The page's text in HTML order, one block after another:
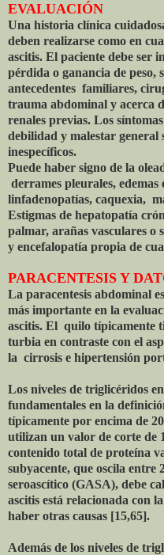
EVALUACIÓN
Una historia clínica
deben realizarse como en
ascitis. El paciente debe ser
pérdida o ganancia de peso,
antecedentes familiares,
trauma abdominal y acerca
renales previas. Los
debilidad y malestar general
inespecíficos.
Puede haber signo de la
derrames pleurales,
linfadenopatías, caquexia,
Estigmas de hepatopatía
palmar, arañas vasculares o
y encefalopatía propia de
PARACENTESIS Y
La paracentesis abdominal
más importante en la
ascitis. El quilo típicamente
turbia en contraste con el
la cirrosis e hipertensión
Los niveles de triglicéridos
fundamentales en la
típicamente por encima de
utilizan un valor de corte de
contenido total de proteína
subyacente, que oscila entre
seroascítico (GASA), debe
ascitis está relacionada con
haber otras causas [15,65].
Además de los niveles de